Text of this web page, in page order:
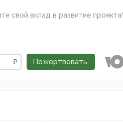
свой вклад в развитие проекта!
Пожертвовать